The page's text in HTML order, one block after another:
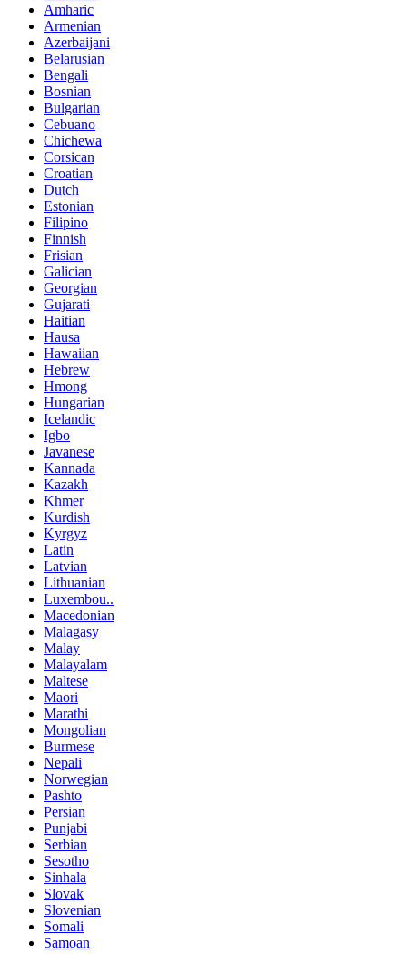
Amharic
Armenian
Azerbaijani
Belarusian
Bengali
Bosnian
Bulgarian
Cebuano
Chichewa
Corsican
Croatian
Dutch
Estonian
Filipino
Finnish
Frisian
Galician
Georgian
Gujarati
Haitian
Hausa
Hawaiian
Hebrew
Hmong
Hungarian
Icelandic
Igbo
Javanese
Kannada
Kazakh
Khmer
Kurdish
Kyrgyz
Latin
Latvian
Lithuanian
Luxembou..
Macedonian
Malagasy
Malay
Malayalam
Maltese
Maori
Marathi
Mongolian
Burmese
Nepali
Norwegian
Pashto
Persian
Punjabi
Serbian
Sesotho
Sinhala
Slovak
Slovenian
Somali
Samoan